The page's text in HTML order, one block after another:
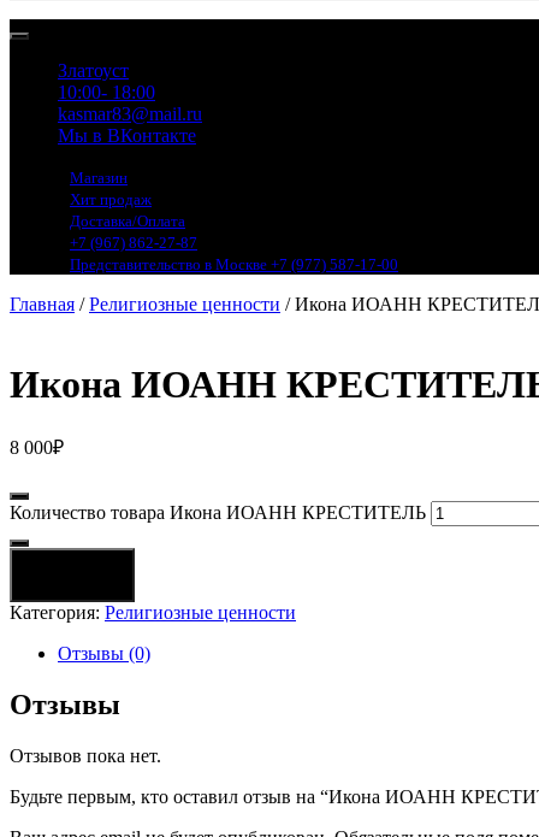
Златоуст
10:00- 18:00
kasmar83@mail.ru
Мы в ВКонтакте
Магазин
Хит продаж
Доставка/Оплата
+7 (967) 862-27-87
Представительство в Москве +7 (977) 587-17-00
Главная /Религиозные ценности / Икона ИОАНН
Икона ИОАНН
8 000₽
Количество товара Икона ИОАНН КРЕСТИТЕЛЬ
Категория: Религиозные ценности
Отзывы (0)
Отзывы
Отзывов пока нет.
Будьте первым, кто оставил отзыв на “Икона ИОАНН